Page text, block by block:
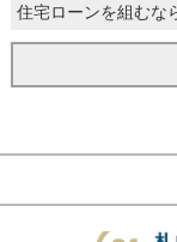
住宅ローンを組むな